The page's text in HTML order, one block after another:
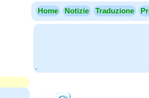
Home Notizie Traduzione
.